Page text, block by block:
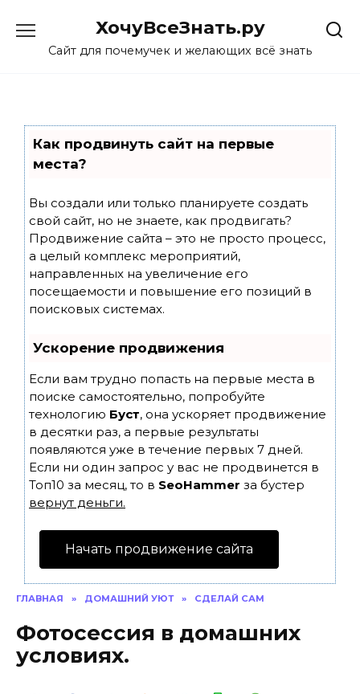
content
ХочуВсеЗнать.ру
Сайт для почемучек и желающих всё знать
Как продвинуть сайт на первые
места?
Вы создали или только планируете создать
свой сайт, но не знаете, как продвигать?
Продвижение сайта – это не просто процесс,
а целый комплекс мероприятий,
направленных на увеличение его
посещаемости и повышение его позиций в
поисковых системах.
Ускорение продвижения
Если вам трудно попасть на первые места в
поиске самостоятельно, попробуйте
технологию Буст, она ускоряет продвижение
в десятки раз, а первые результаты
появляются уже в течение первых 7 дней.
Если ни один запрос у вас не продвинется в
Топ10 за месяц, то в SeoHammer за бустер
вернут деньги.
Начать продвижение сайта
ГЛАВНАЯ » ДОМАШНИЙ УЮТ » СДЕЛАЙ САМ
Фотосессия в домашних
условиях.